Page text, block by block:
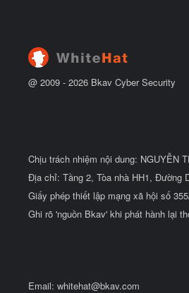
@ 2009 - 2026 Bkav Cyber Security
Chịu trách nhiệm nội dung: NGUYỄN
Địa chỉ: Tầng 2, Tòa nhà HH1, Đường
Giấy phép thiết lập mạng xã hội số
Ghi rõ 'nguồn Bkav' khi phát hành lại
Email: whitehat@bkav.com